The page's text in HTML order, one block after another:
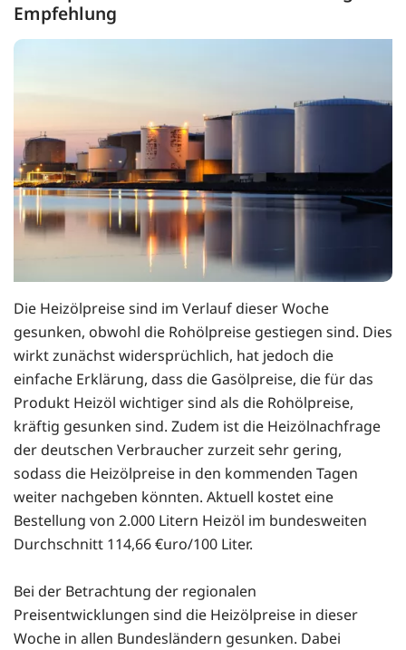
Empfehlung
Die Heizölpreise sind im Verlauf dieser Woche
gesunken, obwohl die Rohölpreise gestiegen sind. Dies
wirkt zunächst widersprüchlich, hat jedoch die
einfache Erklärung, dass die Gasölpreise, die für das
Produkt Heizöl wichtiger sind als die Rohölpreise,
kräftig gesunken sind. Zudem ist die Heizölnachfrage
der deutschen Verbraucher zurzeit sehr gering,
sodass die Heizölpreise in den kommenden Tagen
weiter nachgeben könnten. Aktuell kostet eine
Bestellung von 2.000 Litern Heizöl im bundesweiten
Durchschnitt 114,66 €uro/100 Liter.
Bei der Betrachtung der regionalen
Preisentwicklungen sind die Heizölpreise in dieser
Woche in allen Bundesländern gesunken. Dabei